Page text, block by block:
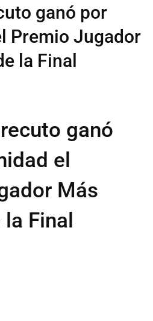
ganó por
Premio Jugador
la Final
ganó
el
Más
Final